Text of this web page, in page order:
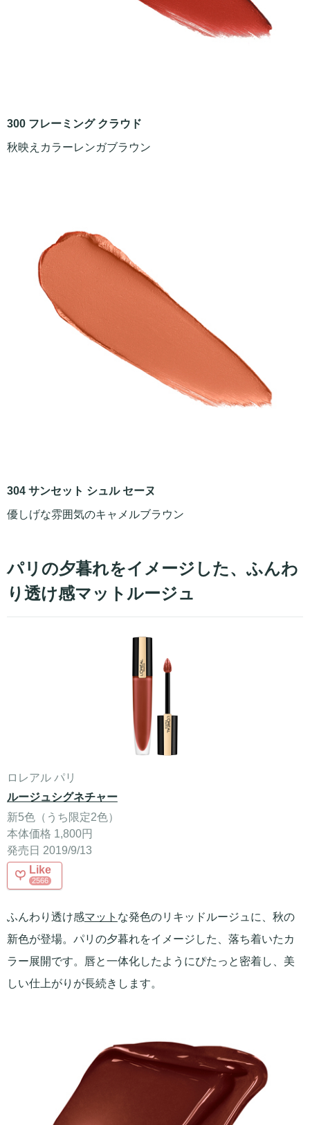
300 フレーミング クラウド
秋映えカラーレンガブラウン
304 サンセット シュル セーヌ
優しげな雰囲気のキャメルブラウン
パリの夕暮れをイメージした、ふんわ
り透け感マットルージュ
ロレアル パリ
ルージュシグネチャー
新5色（うち限定2色）
本体価格 1,800円
発売日 2019/9/13
Like
2566
ふんわり透け感マット な発色のリキッドルージュに、秋の
新色が登場。パリの夕暮れをイメージした、落ち着いたカ
ラー展開です。唇と一体化したようにぴたっと密着し、美
しい仕上がりが長続きします。